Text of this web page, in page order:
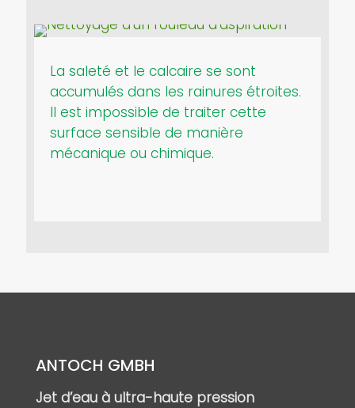
La saleté et le calcaire se sont
accumulés dans les rainures étroites.
Il est impossible de traiter cette
surface sensible de manière
mécanique ou chimique.
ANTOCH GMBH
Jet d’eau à ultra-haute pression